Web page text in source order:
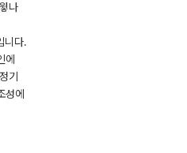
나
니다.
에
기
성에